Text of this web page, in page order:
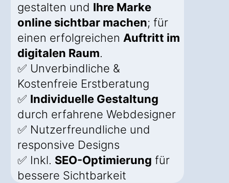
gestalten und Ihre Marke
online sichtbar machen; für
einen erfolgreichen Auftritt im
digitalen Raum.
✅ Unverbindliche &
Kostenfreie Erstberatung
✅ Individuelle Gestaltung
durch erfahrene Webdesigner
✅ Nutzerfreundliche und
responsive Designs
✅ Inkl. SEO-Optimierung für
bessere Sichtbarkeit